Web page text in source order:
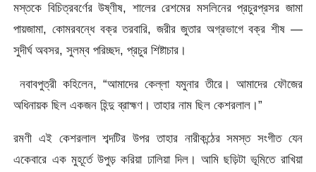
মস্তকে বিচিত্রবর্ণের উষ্ণীষ, শালের রেশমের মসলিনের প্রচুরপ্রসর জামা
পায়জামা, কোমরবন্ধে বক্র তরবারি, জরীর জুতার অগ্রভাগে বক্র শীষ —
সুদীর্ঘ অবসর, সুলম্ব পরিচ্ছদ, প্রচুর শিষ্টাচার।
নবাবপুত্রী কহিলেন, “আমাদের কেল্লা যমুনার তীরে। আমাদের ফৌজের
অধিনায়ক ছিল একজন হিন্দু ব্রাহ্মণ। তাহার নাম ছিল কেশরলাল।”
রমণী এই কেশরলাল শব্দটির উপর তাহার নারীকন্ঠের সমস্ত সংগীত যেন
একেবারে এক মুহূর্তে উপুড় করিয়া ঢালিয়া দিল। আমি ছড়িটা ভূমিতে রাখিয়া